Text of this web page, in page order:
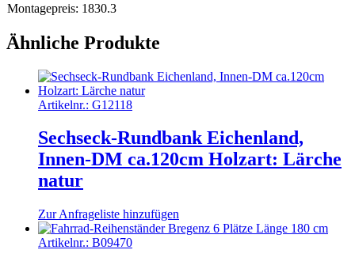
Montagepreis: 1830.3
Ähnliche Produkte
Artikelnr.: G12118
Sechseck-Rundbank Eichenland,
Innen-DM ca.120cm Holzart: Lärche
natur
Zur Anfrageliste hinzufügen
Artikelnr.: B09470